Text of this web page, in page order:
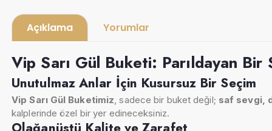
Açıklama Yorumlar
Vip Sarı Gül Buketi: Parıldayan Bir
Unutulmaz Anlar İçin Kusursuz Bir Seçim
Vip Sarı Gül Buketimiz , sadece bir buket değil; saf sevgi,
kalplerinde özel bir yer edineceksiniz.